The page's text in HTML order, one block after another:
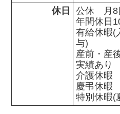
休日
公休　月8
年間休日
有給休暇(
与)
産前・産
実績あり
介護休暇
慶弔休暇
特別休暇(